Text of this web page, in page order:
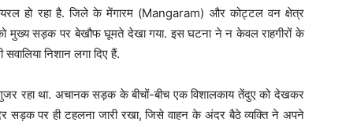
हो रहा है. जिले के मेंगारम (Mangaram) और कोट्टल वन क्षेत्र
सड़क पर बेखौफ घूमते देखा गया. इस घटना ने न केवल राहगीरों के
निशान लगा दिए हैं.
रहा था. अचानक सड़क के बीचों-बीच एक विशालकाय तेंदुए को देखकर
पर ही टहलना जारी रखा, जिसे वाहन के अंदर बैठे व्यक्ति ने अपने